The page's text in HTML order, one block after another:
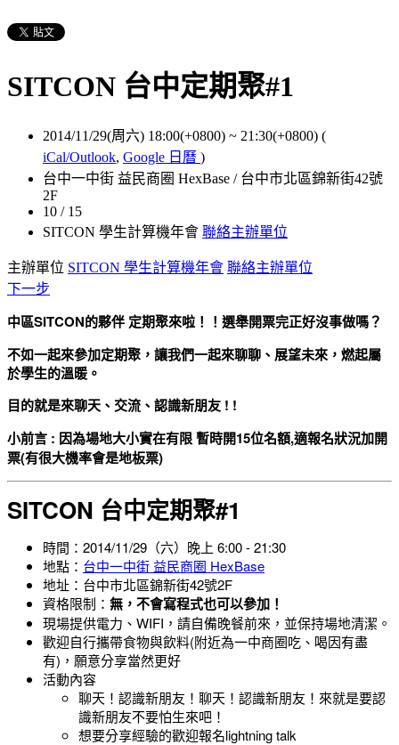
SITCON 台中定期聚#1
2014/11/29(周六) 18:00(+0800) ~ 21:30(+0800) (
iCal/Outlook, Google 日曆 )
台中一中街 益民商圈 HexBase / 台中市北區錦新街42號
2F
10 / 15
SITCON 學生計算機年會 聯絡主辦單位
主辦單位 SITCON 學生計算機年會 聯絡主辦單位
下一步
中區SITCON的夥伴 定期聚來啦！！選舉開票完正好沒事做嗎？
不如一起來參加定期聚，讓我們一起來聊聊、展望未來，燃起屬
於學生的溫暖。
目的就是來聊天、交流、認識新朋友 ! !
小前言 : 因為場地大小實在有限 暫時開15位名額,適報名狀況加開
票(有很大機率會是地板票)
SITCON 台中定期聚#1
時間：2014/11/29（六）晚上 6:00 - 21:30
地點： 台中一中街 益民商圈 HexBase
地址： 台中市北區錦新街42號2F
資格限制： 無，不會寫程式也可以參加！
現場提供電力、WIFI，請自備晚餐前來，並保持場地清潔。
歡迎自行攜帶食物與飲料(附近為一中商圈吃、喝因有盡
有)，願意分享當然更好
活動內容
​聊天！認識新朋友！聊天！認識新朋友！來就是要認
識新朋友不要怕生來吧！
想要分享經驗的歡迎報名lightning talk